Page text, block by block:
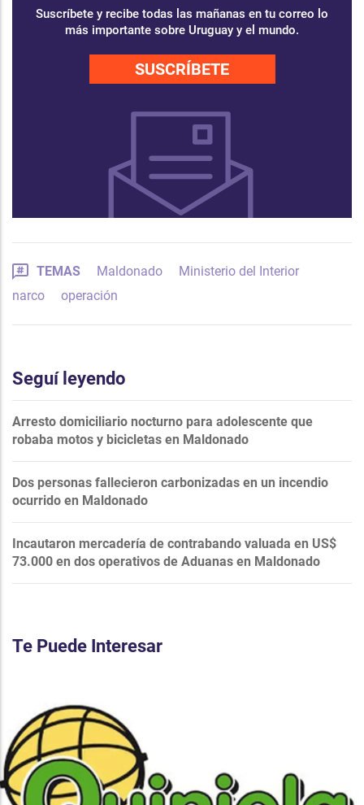
Suscríbete y recibe todas las mañanas en tu correo lo
más importante sobre Uruguay y el mundo.
SUSCRÍBETE
TEMAS Maldonado
Ministerio del Interior
narco
operación
Seguí leyendo
Arresto domiciliario nocturno para adolescente que
robaba motos y bicicletas en Maldonado
Dos personas fallecieron carbonizadas en un incendio
ocurrido en Maldonado
Incautaron mercadería de contrabando valuada en US$
73.000 en dos operativos de Aduanas en Maldonado
Te Puede Interesar